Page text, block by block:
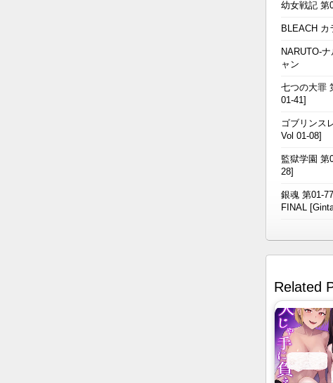
幼女戦記 第
BLEACH カ
NARUTO-
ャン
七つの大罪
01-41]
ゴブリンス
Vol 01-08]
監獄学園 第
28]
銀魂 第01-
FINAL
Related